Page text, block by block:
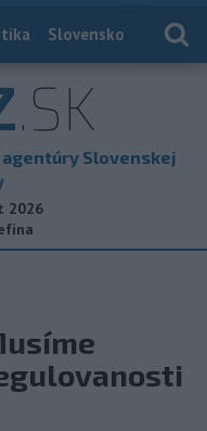
Slovensko
.SK
Slovenskej
2026